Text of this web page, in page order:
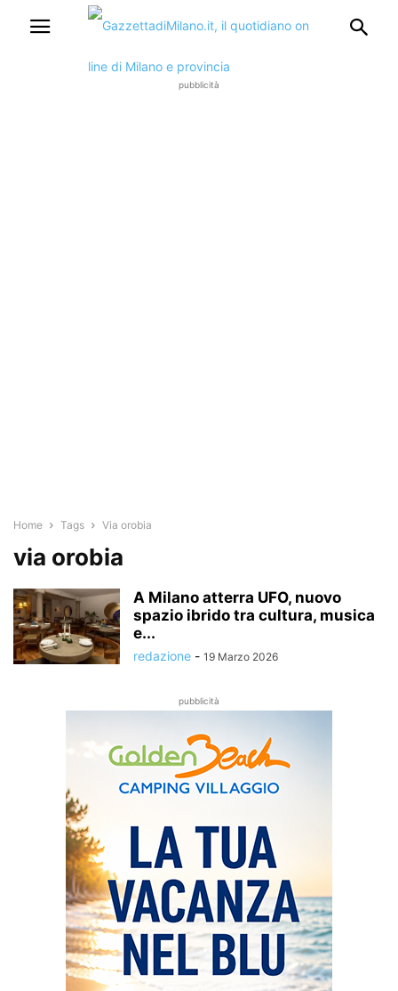
pubblicità
Home Tags Via orobia
via orobia
A Milano atterra UFO, nuovo
spazio ibrido tra cultura, musica
e...
redazione - 19 Marzo 2026
pubblicità